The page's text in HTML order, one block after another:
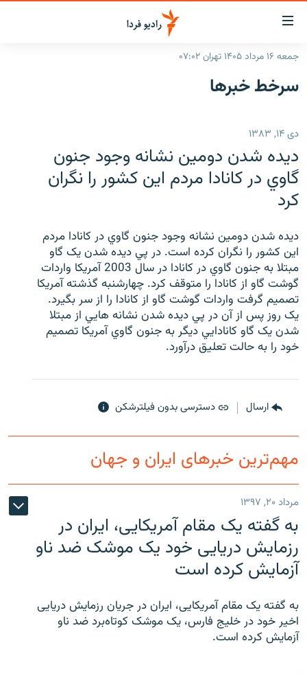
لینک‌های
قابلیت
دسترسی
بازگشت
اصلی
رفتن
به
صفحه
جستجو
ایران
انتخاب کنید و بشنوید
برنامه‌های رادیویی
پادکست
چندرسانه‌ای
گزارش‌های ویدئویی
English
به ما بپیوندید
جمعه ۱۶ مرداد ۱۴۰۵ تهران ۰۷:۰۲
سرخط‌ خبرها
دی ۱۴, ۱۳۸۳
ديده شدن دومين نشانه وجود جنون
گاوي در کانادا مردم اين کشور را نگران
کرد
ديده شدن دومين نشانه وجود جنون گاوي در کانادا مردم
اين کشور را نگران کرده است. در پي ديده شدن يک گاو
مبتلا به جنون گاوي در کانادا در سال 2003 آمريکا واردات
گوشت گاو از کانادا را متوقف کرد. چهارشنبه گذشته آمريکا
تصميم گرفت واردات گوشت گاو از کانادا را از سر بگيرد.
يک روز پس از آن در پي ديده شدن نشانه هايي از مبتلا
شدن يک گاو کانادايي ديگر به جنون گاوي آمريکا تصميم
خود را به حالت تعليق درآورد.
ارسال دسترسی بدون فیلترشکن
مهم‌ترین خبرهای ایران و جهان
مرداد ۲۰, ۱۳۹۷
به گفته یک مقام آمریکایی، ایران در
رزمایش دریایی خود یک موشک ضد ناو
آزمایش کرده است
به گفته یک مقام آمریکایی، ایران در جریان رزمایش دریایی
اخیر خود در خلیج فارس، یک موشک کوتاه‌برد ضد ناو
آزمایش کرده است.